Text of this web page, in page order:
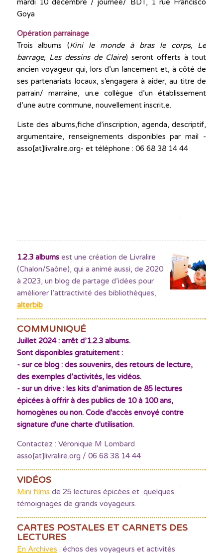
mardi 10 décembre / journée/ BDT, 1 rue Francisco
Goya
Opération parrainage
Trois albums (Kini le monde à bras le corps, Le
barrage, Les dessins de Claire) seront offerts à tout
ancien voyageur qui, lors d’un lancement et, à côté de
ses partenariats locaux, s’engagera à aider, au titre de
parrain/ marraine, un.e collègue d’un établissement
d’une autre commune, nouvellement inscrit.e.
Liste des albums,fiche d’inscription, agenda, descriptif,
argumentaire, renseignements disponibles par mail -
asso[at]livralire.org- et téléphone : 06 68 38 14 44
1.2.3 albumsest une création de Livralire
(Chalon/Saône), qui a animé aussi, de 2020
à 2023, un blog de partage d’idées pour
améliorer l’attractivité des bibliothèques,
alterbib
COMMUNIQUÉ
Juillet 2024 : arrêt d’1.2.3 albums.
Sont disponibles gratuitement :
- sur ce blog : des souvenirs, des retours de lecture,
des exemples d’activités, les vidéos.
- sur un drive : les kits d’animation de 85 lectures
épicées à offrir à des publics de 10 à 100 ans,
homogènes ou non. Code d'accès envoyé contre
signature d'une charte d'utilisation.
Contactez : Véronique M Lombard
asso[at]livralire.org / 06 68 38 14 44
VIDÉOS
Mini films de 25 lectures épicées et quelques
témoignages de grands voyageurs.
CARTES POSTALES ET CARNETS DES
LECTURES
En Archives : échos des voyageurs et activités